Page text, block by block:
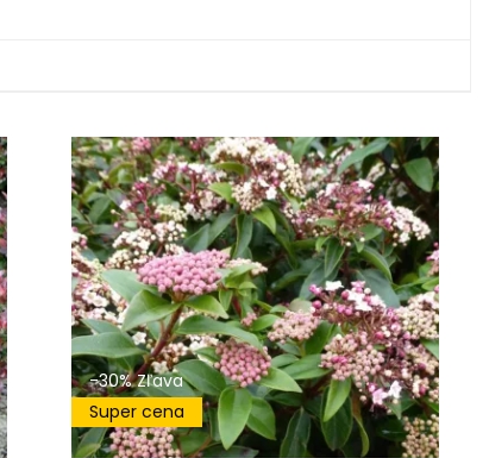
-30% Zľava
Super cena